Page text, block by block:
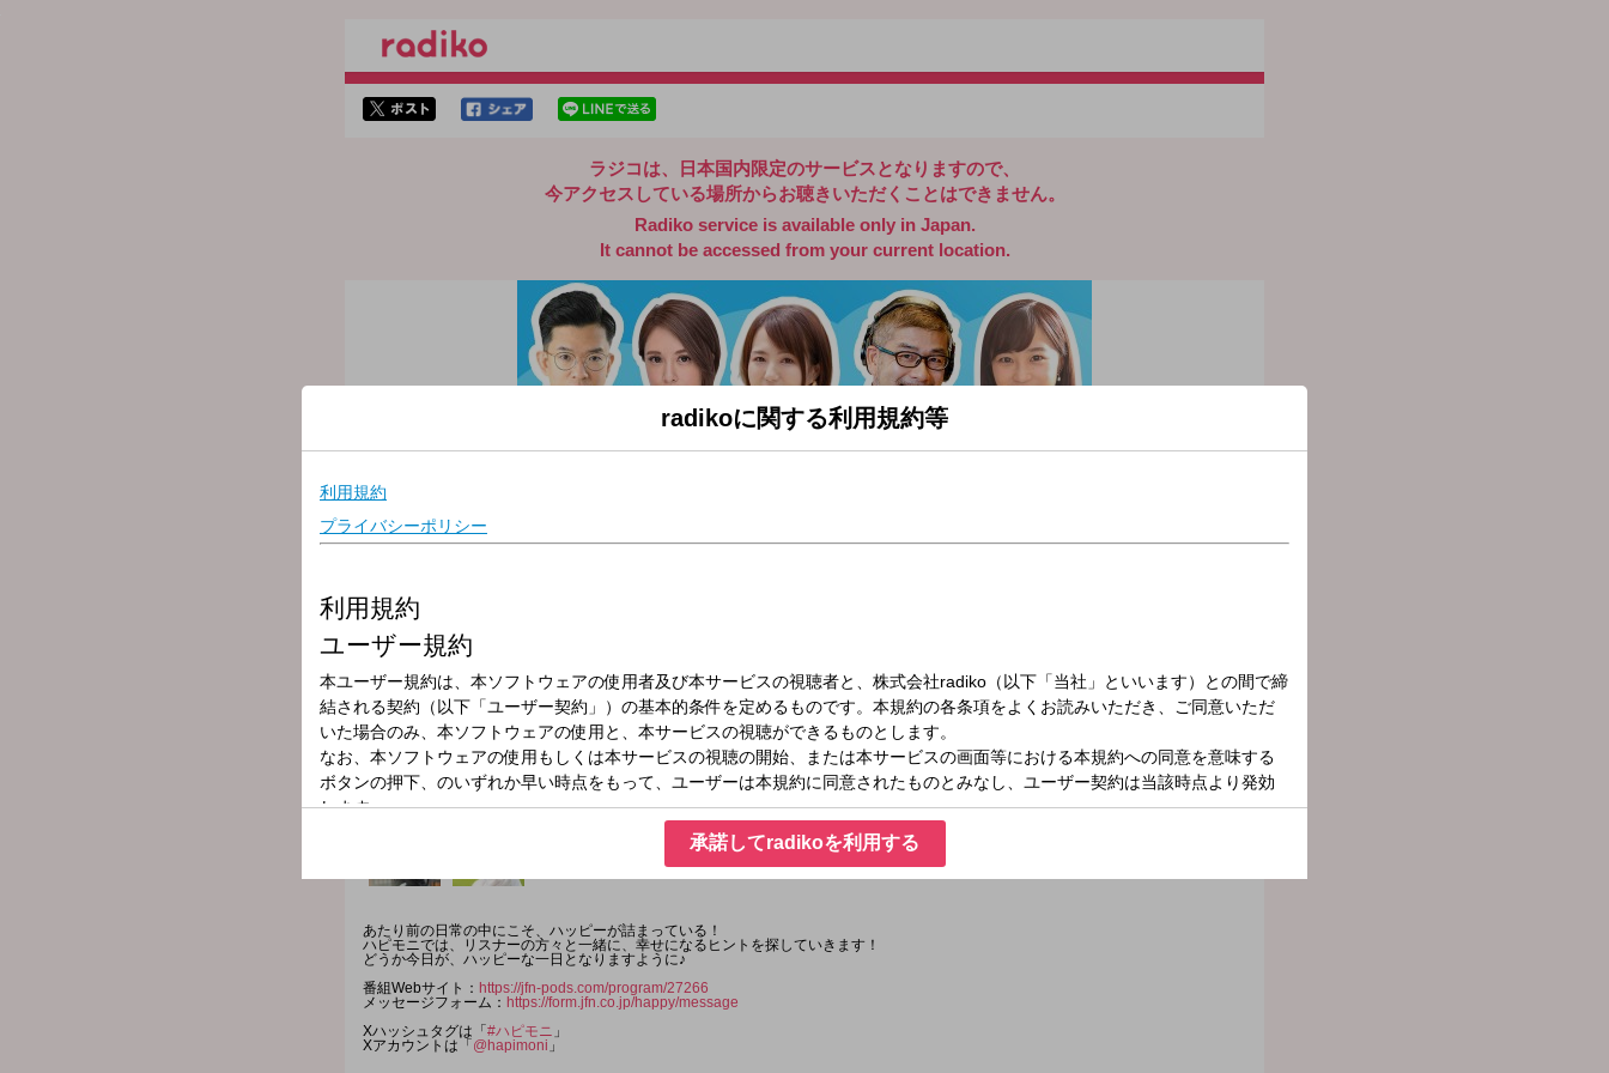
ラジコは、日本国内限定のサービスとなりますので、
今アクセスしている場所からお聴きいただくことはできません。
Radiko service is available only in Japan.
It cannot be accessed from your current location.
放送局
放送時間
2026年7月9日（木）08:30～08:55
番組名
OH! HAPPY MORNING
あたり前の日常の中にこそ、ハッピーが詰まっている！
ハピモニでは、リスナーの方々と一緒に、幸せになるヒントを探していきます！
どうか今日が、ハッピーな一日となりますように♪
番組Webサイト： https://jfn-pods.com/program/27266
メッセージフォーム： https://form.jfn.co.jp/happy/message
Xハッシュタグは「 #ハピモニ 」
Xアカウントは「 @hapimoni 」
radikoに関する利用規約等
承諾してradikoを利用する